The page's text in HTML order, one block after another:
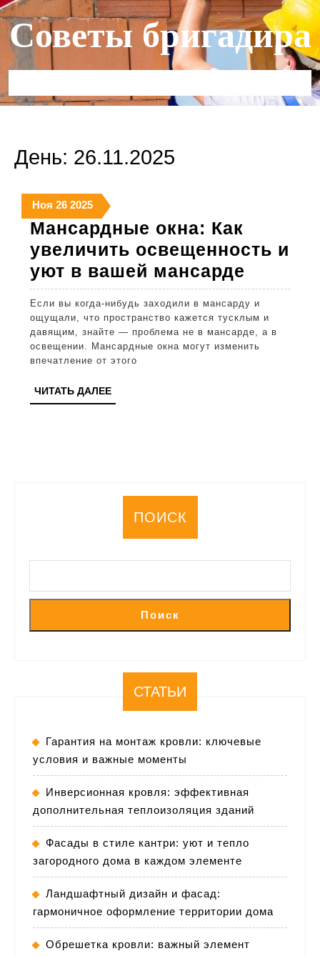
Перейти
к
содержимому
Советы бригадира
День: 26.11.2025
Ноя 26
ноября
2025
2626
ноября
2025
202526
ноября
2025
Мансардные окна: Как
увеличить освещенность и
уют в вашей мансарде
окна:
Как
Если вы когда-нибудь заходили в мансарду и
ощущали, что пространство кажется тусклым и
давящим, знайте — проблема не в мансарде, а в
освещении. Мансардные окна могут изменить
впечатление от этого
ЧИТАТЬ ДАЛЕЕЧИТАТЬ
ДАЛЕЕ
ПОИСК
Поиск
СТАТЬИ
Гарантия на монтаж кровли: ключевые
условия и важные моменты
Инверсионная кровля: эффективная
дополнительная теплоизоляция зданий
Фасады в стиле кантри: уют и тепло
загородного дома в каждом элементе
Ландшафтный дизайн и фасад:
гармоничное оформление территории дома
Обрешетка кровли: важный элемент